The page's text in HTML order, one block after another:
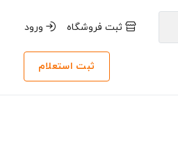
ثبت فروشگاه ورود
ثبت استعلام